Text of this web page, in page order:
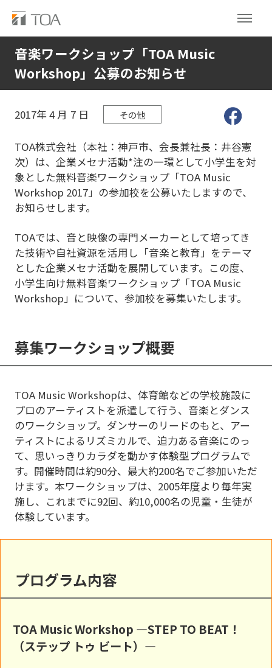
音楽ワークショップ「TOA Music
Workshop」公募のお知らせ
2017年 4月 7 日 その他
TOA株式会社（本社：神戸市、会長兼社長：井谷憲
次）は、企業メセナ活動*注の一環として小学生を対
象とした無料音楽ワークショップ「TOA Music
Workshop 2017」の参加校を公募いたしますので、
お知らせします。
TOAでは、音と映像の専門メーカーとして培ってき
た技術や自社資源を活用し「音楽と教育」をテーマ
とした企業メセナ活動を展開しています。この度、
小学生向け無料音楽ワークショップ「TOA Music
Workshop」について、参加校を募集いたします。
募集ワークショップ概要
TOA Music Workshopは、体育館などの学校施設に
プロのアーティストを派遣して行う、音楽とダンス
のワークショップ。ダンサーのリードのもと、アー
ティストによるリズミカルで、迫力ある音楽にのっ
て、思いっきりカラダを動かす体験型プログラムで
す。開催時間は約90分、最大約200名でご参加いただ
けます。本ワークショップは、2005年度より毎年実
施し、これまでに92回、約10,000名の児童・生徒が
体験しています。
プログラム内容
TOA Music Workshop ―STEP TO BEAT！
（ステップ トゥ ビート）―